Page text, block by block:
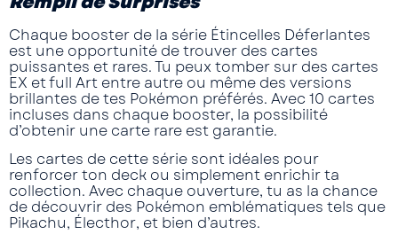
Chaque booster de la série Étincelles Déferlantes
est une opportunité de trouver des cartes
puissantes et rares. Tu peux tomber sur des cartes
EX et full Art entre autre ou même des versions
brillantes de tes Pokémon préférés. Avec 10 cartes
incluses dans chaque booster, la possibilité
d’obtenir une carte rare est garantie.
Les cartes de cette série sont idéales pour
renforcer ton deck ou simplement enrichir ta
collection. Avec chaque ouverture, tu as la chance
de découvrir des Pokémon emblématiques tels que
Pikachu, Électhor, et bien d’autres.